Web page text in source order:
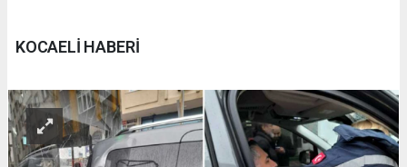
KOCAELİ HABERİ